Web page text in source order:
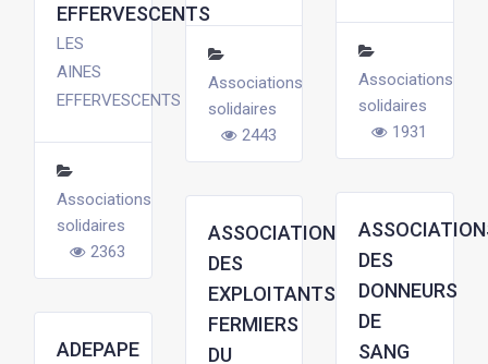
Associations
solidaires
2443
Associations
solidaires
1931
EFFERVESCENTS
LES
AINES
EFFERVESCENTS
Associations
solidaires
2363
ASSOCIATION
DES
EXPLOITANTS
FERMIERS
DU
DES
DONNEURS
DE
SANG
ADEPAPE